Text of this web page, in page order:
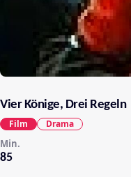
Vier Könige, Drei Regeln
85
Min.
Film Drama